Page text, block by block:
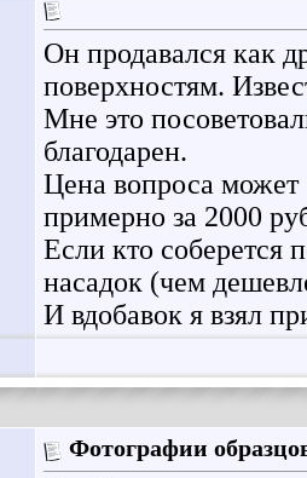
Он продавался как
поверхностям.
Мне это
благодарен.
Цена вопроса может
примерно за 2000
Если кто соберется
насадок (чем
И вдобавок я взял
Фотографии